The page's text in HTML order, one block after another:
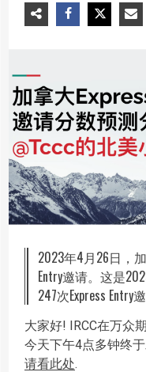
2023年4月26日，
Entry邀请。这是
247次Express Entry邀
大家好! IRCC在万众
今天下午4点多钟终
请看此处.